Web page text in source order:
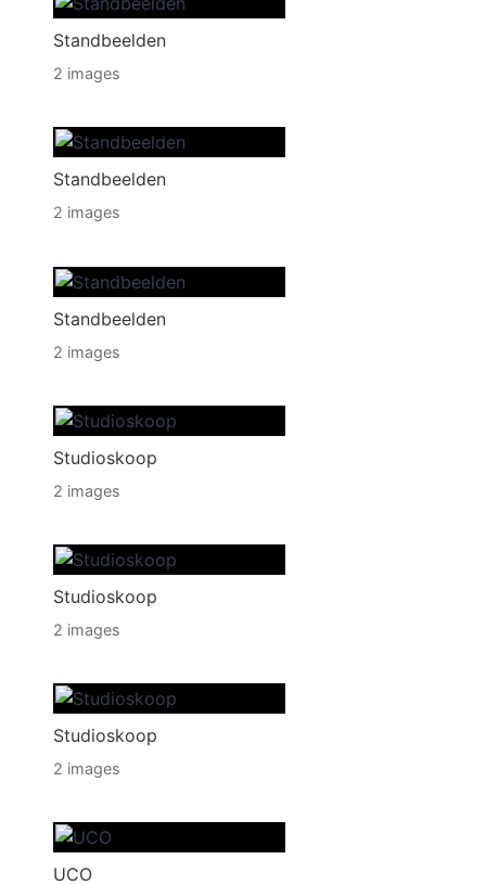
Standbeelden
2 images
Standbeelden
2 images
Standbeelden
2 images
Studioskoop
2 images
Studioskoop
2 images
Studioskoop
2 images
UCO